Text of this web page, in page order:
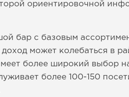
ориентировочной
бар с базовым
доход может колебаться в
более широкий выбор
более 100-150